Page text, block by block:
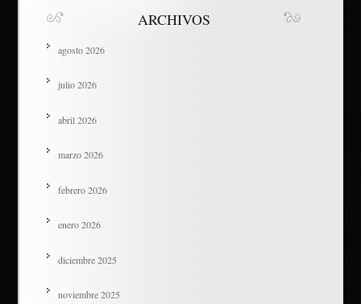
ARCHIVOS
agosto 2026
julio 2026
abril 2026
marzo 2026
febrero 2026
enero 2026
diciembre 2025
noviembre 2025